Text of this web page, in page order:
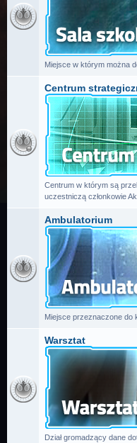
Miejsce w którym można
Centrum
Centrum w którym są
uczestniczą członkowie
Ambulatorium
Miejsce przeznaczone do
Warsztat
Dział gromadzący dane